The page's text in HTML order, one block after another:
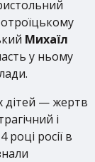
Михаїл
у ньому
дітей — жертв
і
росії в